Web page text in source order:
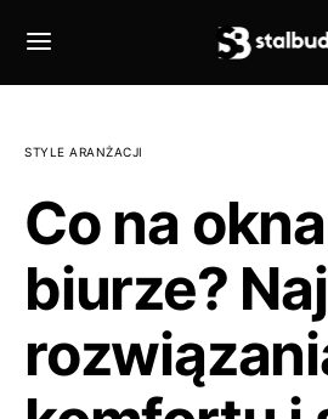
STYLE ARANŻACJI
Co na
biurze?